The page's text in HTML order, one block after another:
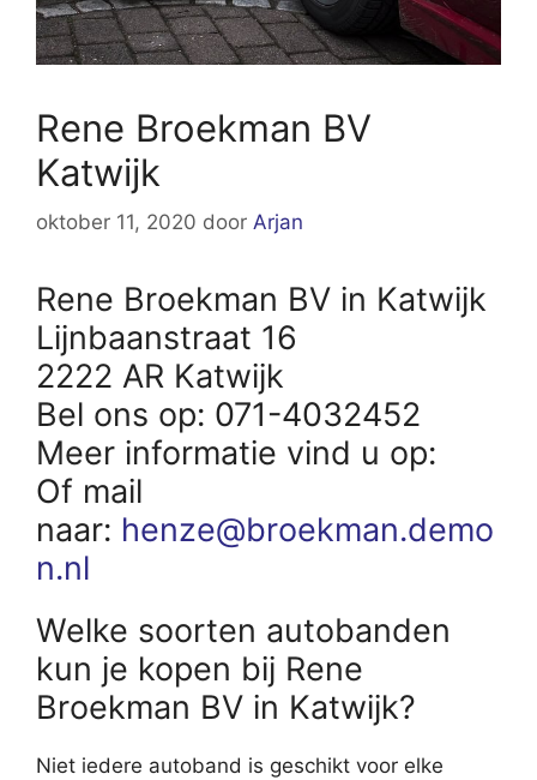
Rene Broekman BV
Katwijk
oktober 11, 2020 door Arjan
Rene Broekman BV in Katwijk
Lijnbaanstraat 16
2222 AR Katwijk
Bel ons op: 071-4032452
Meer informatie vind u op:
Of mail
naar: henze@broekman.demo
n.nl
Welke soorten autobanden
kun je kopen bij Rene
Broekman BV in Katwijk?
Niet iedere autoband is geschikt voor elke